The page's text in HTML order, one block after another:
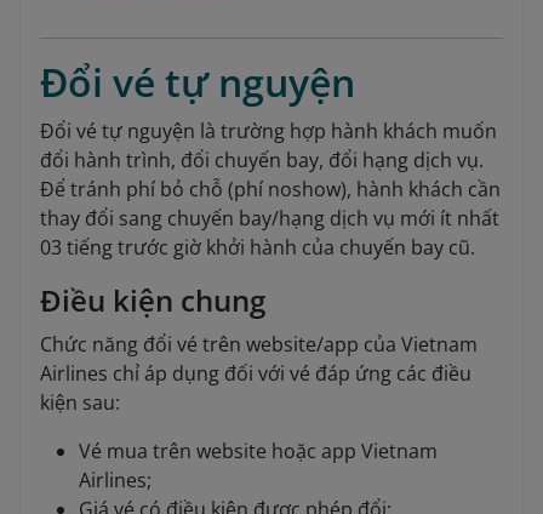
Đổi vé tự nguyện
Đổi vé tự nguyện là trường hợp hành khách muốn
đổi hành trình, đổi chuyến bay, đổi hạng dịch vụ.
Để tránh phí bỏ chỗ (phí noshow), hành khách cần
thay đổi sang chuyến bay/hạng dịch vụ mới ít nhất
03 tiếng trước giờ khởi hành của chuyến bay cũ.
Điều kiện chung
Chức năng đổi vé trên website/app của Vietnam
Airlines chỉ áp dụng đối với vé đáp ứng các điều
kiện sau:
Vé mua trên website hoặc app Vietnam
Airlines;